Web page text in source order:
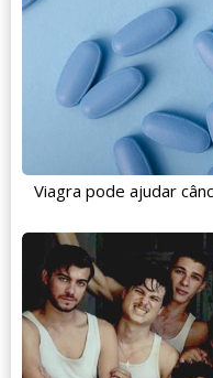
Viagra pode ajudar